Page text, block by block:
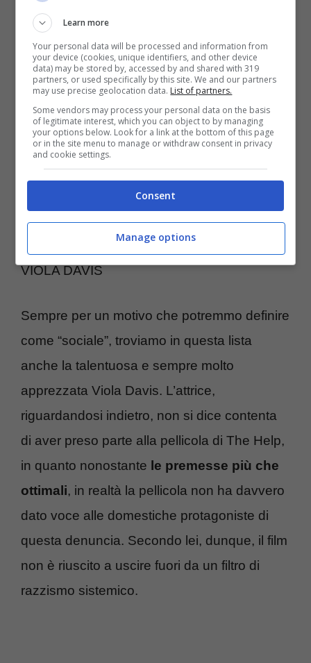
Tom Hanks, infatti, ha preso parte a
numerose pellicole che sono semplicemente
leggendarie e indimenticabili, eppure
tornando indietro ha confessato che non
accetterebbe la parte in Philadelphia. Il
privo? Ritiene di aver preso parte a una
un personaggio malato di
AIDS.
VIOLA DAVIS
Sempre per un motivo che potremmo definire
come “sociale”, troviamo in questa lista
anche la talentuosa e sempre molto
apprezzata Viola Davis. L’attrice,
riguardandosi indietro, non si dice contenta
di aver preso parte alla pellicola di The Help,
in quanto nonostante le premesse più che
ottimali, in realtà la pellicola non ha davvero
dato voce alle domestiche protagoniste di
questa denuncia. Secondo lei, dunque, il film
non è riuscito a uscire fuori da un filtro di
razzismo sistemico.
Learn more
Your personal data will be processed and information from
your device (cookies, unique identifiers, and other device
data) may be stored by, accessed by and shared with 319
partners, or used specifically by this site. We and our partners
may use precise geolocation data. List of partners.
Some vendors may process your personal data on the basis
of legitimate interest, which you can object to by managing
your options below. Look for a link at the bottom of this page
or in the site menu to manage or withdraw consent in privacy
and cookie settings.
Consent
Manage options